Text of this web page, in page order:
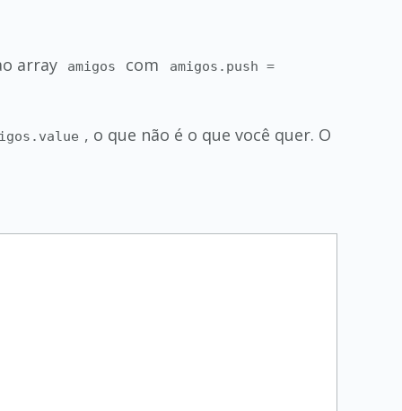
array amigos com
amigos.push =
, o que não é o que você quer. O